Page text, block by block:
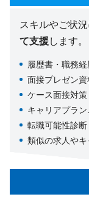
スキルやご状況
て支援します。
履歴書・職務
面接プレゼン資
ケース面接対策
キャリアプラ
転職可能性診断
類似の求人や